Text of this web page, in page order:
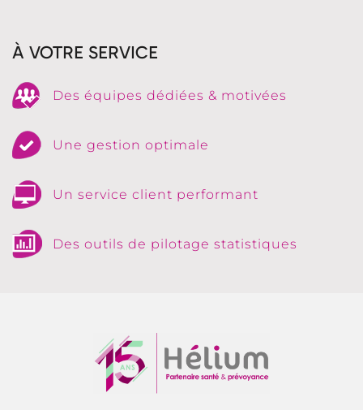
À VOTRE SERVICE
Des équipes dédiées & motivées
Une gestion optimale
Un service client performant
Des outils de pilotage statistiques